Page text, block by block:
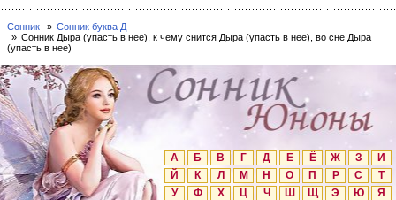
Сонник
Сонник буква Д
Сонник Дыра (упасть в нее), к чему снится Дыра (упасть в нее), во сне Дыра
(упасть в нее)
А Б В Г Д Е Ё Ж З
И
Й
К Л М Н О П Р С
Т
У
Ф Х Ц Ч Ш Щ Э Ю Я